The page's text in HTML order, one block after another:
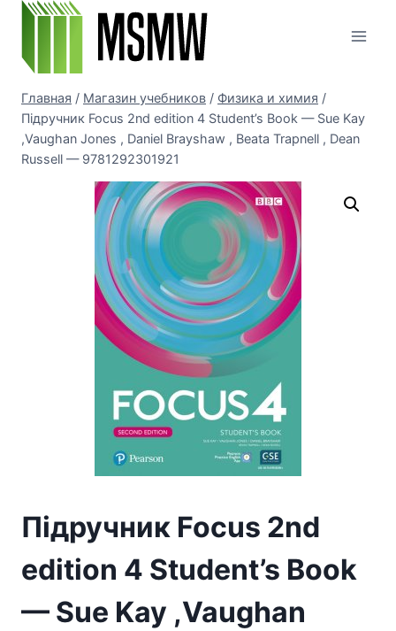
Перейти
содержимому
Главная / Магазин учебников / Физика и химия /
Підручник Focus 2nd edition 4 Student’s Book — Sue Kay
,Vaughan Jones , Daniel Brayshaw , Beata Trapnell , Dean
Russell — 9781292301921
Підручник Focus 2nd
edition 4 Student’s Book
— Sue Kay ,Vaughan